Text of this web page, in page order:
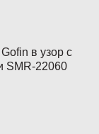
в узор с
SMR-22060